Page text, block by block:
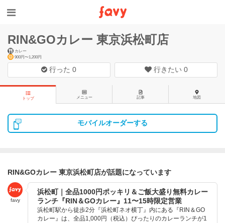
RIN&GOカレー 東京浜松町店
カレー
900円〜1,200円
行った0 行きたい 0
トップ メニュー 記事 地図
モバイルオーダーする
RIN&GOカレー 東京浜松町店が話題になっています
favy
浜松町｜全品1000円ポッキリ＆ご飯大盛り無料カレー
ランチ『RIN＆GOカレー』11〜15時限定営業
浜松町駅から徒歩2分『浜松町ネオ横丁』内にある『RIN＆GO
カレー』は、全品1,000円（税込）ぴったりのカレーランチが1